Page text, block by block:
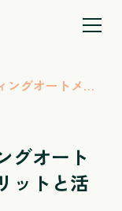
ングオートメー
トと活用法
グオート
ットと活